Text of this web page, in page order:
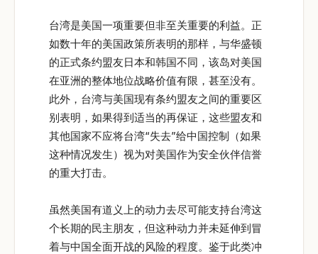
台湾是美国一项重要但非至关重要的利益。正
如数十年的美国政策所表明的那样，与华盛顿
的正式条约盟友日本和韩国不同，该岛对美国
在亚洲的整体地位战略价值有限，甚至没有。
此外，台湾与美国现有条约盟友之间的重要区
别表明，如果得到适当的再保证，这些盟友和
其他国家不应将台湾“失去”给中国控制（如果
这种情况发生）视为对美国作为安全伙伴信誉
的重大打击。
虽然美国有道义上的动力去尽可能支持台湾这
个长期的民主朋友，但这种动力并未延伸到冒
着与中国全面开战的风险的程度。鉴于此类冲